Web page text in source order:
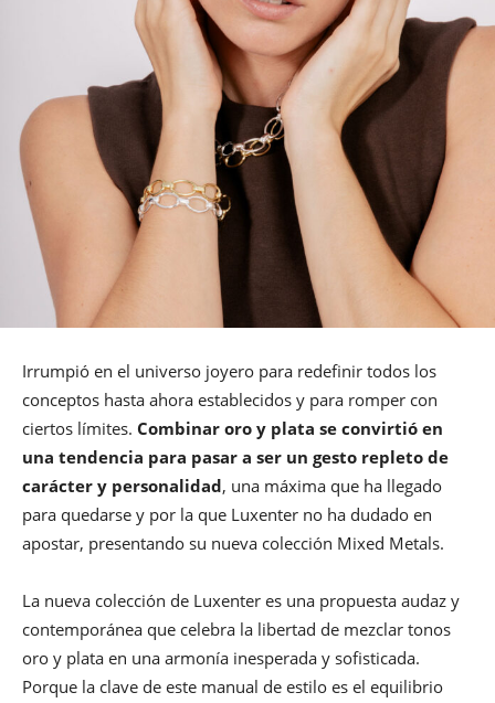
Irrumpió en el universo joyero para redefinir todos los
conceptos hasta ahora establecidos y para romper con
ciertos límites. Combinar oro y plata se convirtió en
una tendencia para pasar a ser un gesto repleto de
carácter y personalidad, una máxima que ha llegado
para quedarse y por la que Luxenter no ha dudado en
apostar, presentando su nueva colección Mixed Metals.
La nueva colección de Luxenter es una propuesta audaz y
contemporánea que celebra la libertad de mezclar tonos
oro y plata en una armonía inesperada y sofisticada.
Porque la clave de este manual de estilo es el equilibrio